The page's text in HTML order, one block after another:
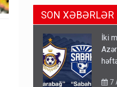
7
SON XƏBƏRLƏR
İki
7